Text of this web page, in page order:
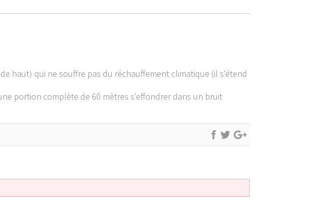
haut) qui ne souffre pas du réchauffement climatique (il s'étend
portion complète de 60 mètres s'effondrer dans un bruit